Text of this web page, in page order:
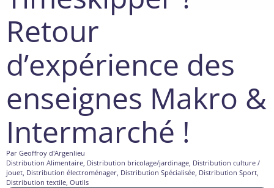
Retour
d’expérience des
enseignes Makro &
Intermarché !
Par Geoffroy d'Argenlieu
Distribution Alimentaire, Distribution bricolage/jardinage, Distribution culture /
jouet, Distribution électroménager, Distribution Spécialisée, Distribution Sport,
Distribution textile, Outils